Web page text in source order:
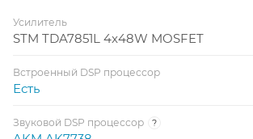
Усилитель
STM TDA7851L 4x48W MOSFET
Встроенный DSP процессор
Есть
Звуковой DSP процессор ?